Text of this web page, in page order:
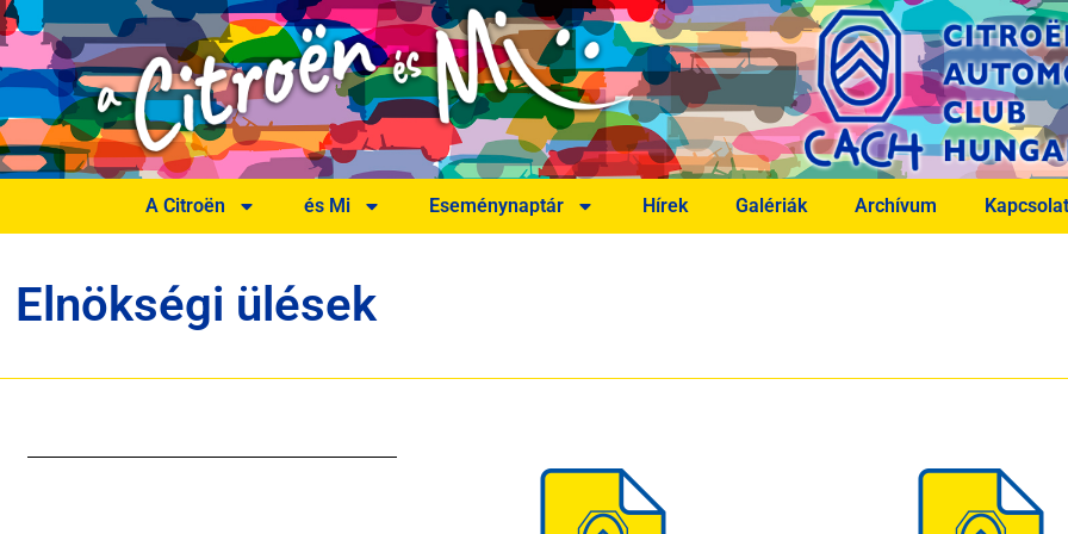
A Citroën és Mi Eseménynaptár Hírek Galériák Archívum Kapcsolat
Elnökségi ülések